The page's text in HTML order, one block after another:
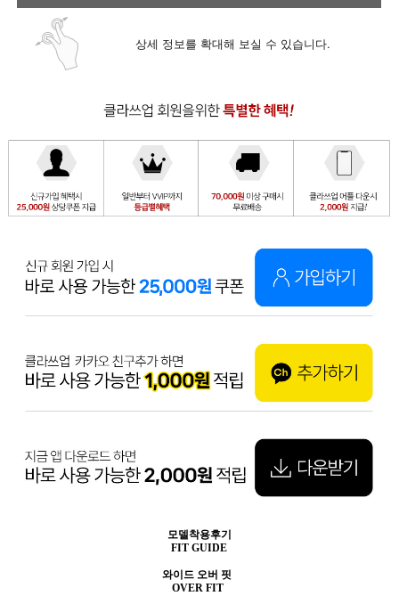
상세 정보를 확대해 보실 수 있습니다.
모델착용후기
FIT GUIDE
와이드 오버 핏
OVER FIT